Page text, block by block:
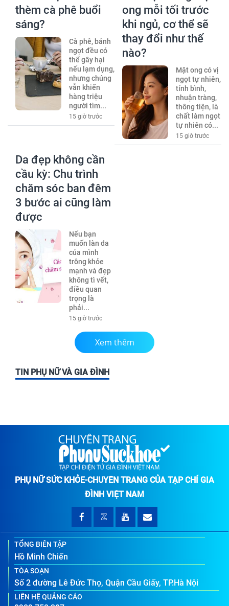
thèm cà phê buổi
sáng?
Cà phê, bánh
ngọt đều có
thể gây hại
nếu lạm dụng,
nhưng chúng
vẫn khiến
hàng triệu
người tìm...
15 giờ trước
ong mỗi tối trước
khi ngủ, cơ thể sẽ
thay đổi như thế
nào?
Mật ong có vị
ngọt tự nhiên,
tính bình,
nhuận tràng,
thông tiện, là
chất làm ngọt
tự nhiên có...
15 giờ trước
Da đẹp không cần
cầu kỳ: Chu trình
chăm sóc ban đêm
3 bước ai cũng làm
được
Nếu bạn
muốn làn da
của mình
trông khỏe
mạnh và đẹp
không tì vết,
điều quan
trọng là
phải...
15 giờ trước
Xem thêm
TIN PHỤ NỮ VÀ GIA ĐÌNH
PHỤ NỮ SỨC KHỎE-CHUYÊN TRANG CỦA TẠP CHÍ GIA
ĐÌNH VIỆT NAM
TỔNG BIÊN TẬP
Hồ Minh Chiến
TÒA SOẠN
Số 2 đường Lê Đức Thọ, Quận Cầu Giấy, TP.Hà Nội
LIÊN HỆ QUẢNG CÁO